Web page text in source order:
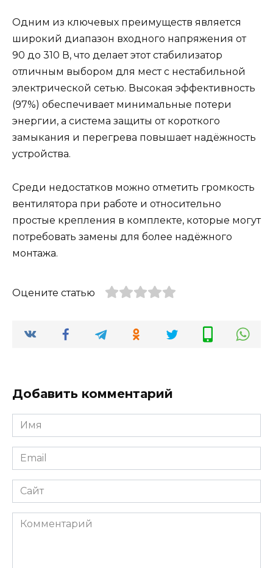
Одним из ключевых преимуществ является
широкий диапазон входного напряжения от
90 до 310 В, что делает этот стабилизатор
отличным выбором для мест с нестабильной
электрической сетью. Высокая эффективность
(97%) обеспечивает минимальные потери
энергии, а система защиты от короткого
замыкания и перегрева повышает надёжность
устройства.
Среди недостатков можно отметить громкость
вентилятора при работе и относительно
простые крепления в комплекте, которые могут
потребовать замены для более надёжного
монтажа.
Оцените статью
Добавить комментарий
Имя
Email
Сайт
Комментарий